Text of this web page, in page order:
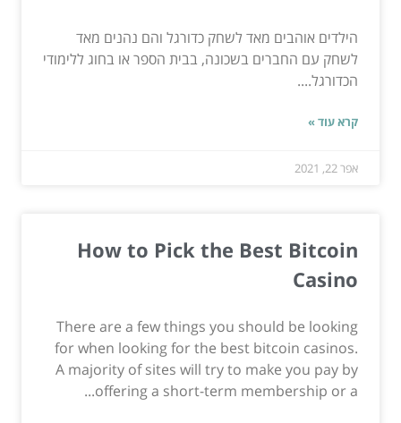
הילדים אוהבים מאד לשחק כדורגל והם נהנים מאד
לשחק עם החברים בשכונה, בבית הספר או בחוג ללימודי
הכדורגל....
קרא עוד »
אפר 22, 2021
How to Pick the Best Bitcoin
Casino
There are a few things you should be looking
for when looking for the best bitcoin casinos.
A majority of sites will try to make you pay by
offering a short-term membership or a...